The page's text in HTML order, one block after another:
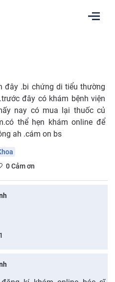
đây .bi chứng di tiểu thường
đây có khám bệnh viện
nay có mua lại thuốc củ
thể hẹn khám online để
ah .cám on bs
0Cảm ơn